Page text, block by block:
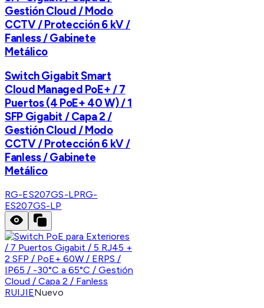
Gestión Cloud / Modo
CCTV / Protección 6 kV /
Fanless / Gabinete
Metálico
Switch Gigabit Smart
Cloud Managed PoE+ / 7
Puertos (4 PoE+ 40 W) / 1
SFP Gigabit / Capa 2 /
Gestión Cloud / Modo
CCTV / Protección 6 kV /
Fanless / Gabinete
Metálico
RG-ES207GS-LPRG-
ES207GS-LP
RUIJIENuevo